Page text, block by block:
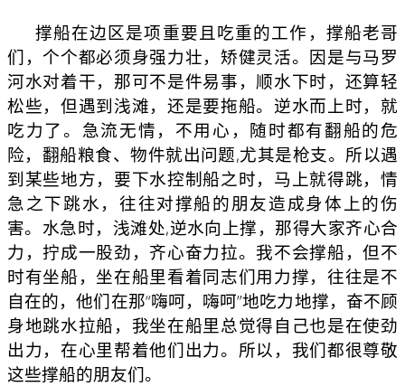
撑船在边区是项重要且吃重的工作，撑船老哥
们，个个都必须身强力壮，矫健灵活。因是与马罗
河水对着干，那可不是件易事，顺水下时，还算轻
松些，但遇到浅滩，还是要拖船。逆水而上时，就
吃力了。急流无情，不用心，随时都有翻船的危
险，翻船粮食、物件就出问题,尤其是枪支。所以遇
到某些地方，要下水控制船之时，马上就得跳，情
急之下跳水，往往对撑船的朋友造成身体上的伤
害。水急时，浅滩处,逆水向上撑，那得大家齐心合
力，拧成一股劲，齐心奋力拉。我不会撑船，但不
时有坐船，坐在船里看着同志们用力撑，往往是不
自在的，他们在那“嗨呵，嗨呵”地吃力地撑，奋不顾
身地跳水拉船，我坐在船里总觉得自己也是在使劲
出力，在心里帮着他们出力。所以，我们都很尊敬
这些撑船的朋友们。